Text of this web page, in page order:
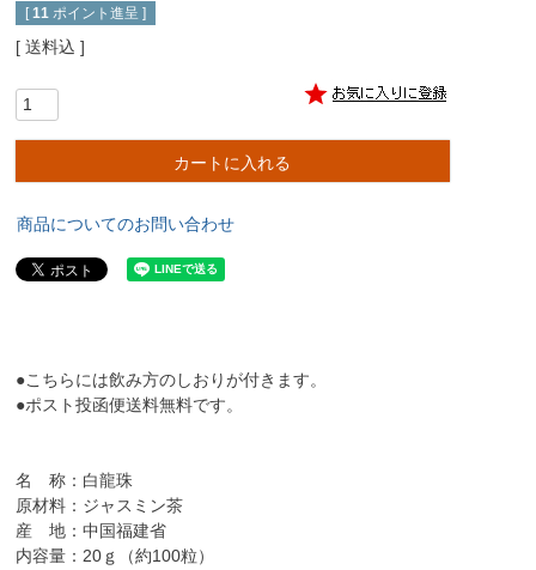
[ 11 ポイント進呈 ]
送料込
カートに入れる
商品についてのお問い合わせ
●こちらには飲み方のしおりが付きます。
●ポスト投函便送料無料です。
名 称：白龍珠
原材料：ジャスミン茶
産 地：中国福建省
内容量：20ｇ（約100粒）